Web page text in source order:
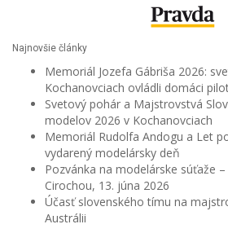
Najnovšie články
Memoriál Jozefa Gábriša 2026:
Kochanovciach ovládli domáci
Svetový pohár a Majstrovstvá
modelov 2026 v Kochanovciach
Memoriál Rudolfa Andogu a Let
vydarený modelársky deň
Pozvánka na modelárske súťaže
Cirochou, 13. júna 2026
Účasť slovenského tímu na
Austrálii